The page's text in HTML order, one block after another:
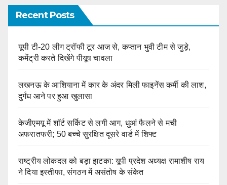
Recent Posts
यूपी टी-20 लीग ट्रॉफी टूर आज से, कप्तान भुवी टीम से जुड़े,
कमेंट्री करते दिखेंगे पीयूष चावला
लखनऊ के आशियाना में कार के अंदर मिली फाइनेंस कर्मी की लाश,
दुर्गंध आने पर हुआ खुलासा
केजीएमयू में शॉर्ट सर्किट से लगी आग, धुआं फैलने से मची
अफरातफरी; 50 बच्चे सुरक्षित दूसरे वार्ड में शिफ्ट
राष्ट्रीय लोकदल को बड़ा झटका: यूपी प्रदेश अध्यक्ष रामाशीष राय
ने दिया इस्तीफा, संगठन में असंतोष के संकेत